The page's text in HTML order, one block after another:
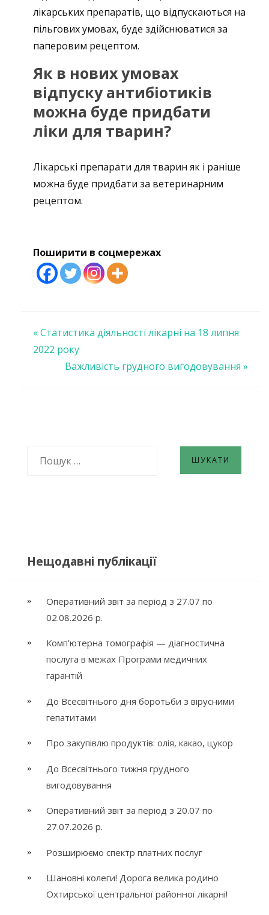
лікарських препаратів, що відпускаються на
пільгових умовах, буде здійснюватися за
паперовим рецептом.
Як в нових умовах
відпуску антибіотиків
можна буде придбати
ліки для тварин?
Лікарські препарати для тварин як і раніше
можна буде придбати за ветеринарним
рецептом.
Поширити в соцмережах
Навігація
записів
« Статистика діяльності лікарні на 18 липня
2022 року
Важливість грудного вигодовування »
Нещодавні публікації
Оперативний звіт за період з 27.07 по
02.08.2026 р.
Комп’ютерна томографія — діагностична
послуга в межах Програми медичних
гарантій
До Всесвітнього дня боротьби з вірусними
гепатитами
Про закупівлю продуктів: олія, какао, цукор
До Всесвітнього тижня грудного
вигодовування
Оперативний звіт за період з 20.07 по
27.07.2026 р.
Розширюємо спектр платних послуг
Шановні колеги! Дорога велика родино
Охтирської центральної районної лікарні!